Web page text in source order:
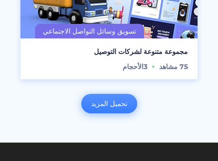
مجموعة متنوعة لشركات التوصيل
75 مشاهد 3الأحجام
تحميل المزيد